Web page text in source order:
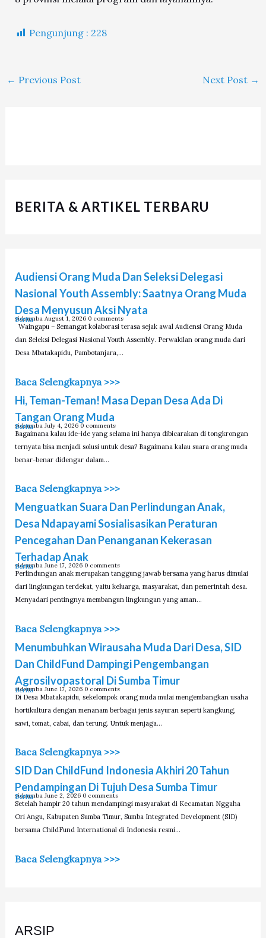
Pengunjung : 228
← Previous Post Next Post →
BERITA & ARTIKEL TERBARU
Audiensi Orang Muda Dan Seleksi Delegasi
Nasional Youth Assembly: Saatnya Orang Muda
Desa Menyusun Aksi Nyata
sidsumba August 1, 2026 0 comments
Berita
Waingapu – Semangat kolaborasi terasa sejak awal Audiensi Orang Muda
dan Seleksi Delegasi Nasional Youth Assembly. Perwakilan orang muda dari
Desa Mbatakapidu, Pambotanjara,…
Baca Selengkapnya >>>
Hi, Teman-Teman! Masa Depan Desa Ada Di
Tangan Orang Muda
sidsumba July 4, 2026 0 comments
Berita
Bagaimana kalau ide-ide yang selama ini hanya dibicarakan di tongkrongan
ternyata bisa menjadi solusi untuk desa? Bagaimana kalau suara orang muda
benar-benar didengar dalam…
Baca Selengkapnya >>>
Menguatkan Suara Dan Perlindungan Anak,
Desa Ndapayami Sosialisasikan Peraturan
Pencegahan Dan Penanganan Kekerasan
Terhadap Anak
sidsumba June 17, 2026 0 comments
Berita
Perlindungan anak merupakan tanggung jawab bersama yang harus dimulai
dari lingkungan terdekat, yaitu keluarga, masyarakat, dan pemerintah desa.
Menyadari pentingnya membangun lingkungan yang aman…
Baca Selengkapnya >>>
Menumbuhkan Wirausaha Muda Dari Desa, SID
Dan ChildFund Dampingi Pengembangan
Agrosilvopastoral Di Sumba Timur
sidsumba June 17, 2026 0 comments
Berita
Di Desa Mbatakapidu, sekelompok orang muda mulai mengembangkan usaha
hortikultura dengan menanam berbagai jenis sayuran seperti kangkung,
sawi, tomat, cabai, dan terung. Untuk menjaga…
Baca Selengkapnya >>>
SID Dan ChildFund Indonesia Akhiri 20 Tahun
Pendampingan Di Tujuh Desa Sumba Timur
sidsumba June 2, 2026 0 comments
Berita
Setelah hampir 20 tahun mendampingi masyarakat di Kecamatan Nggaha
Ori Angu, Kabupaten Sumba Timur, Sumba Integrated Development (SID)
bersama ChildFund International di Indonesia resmi…
Baca Selengkapnya >>>
ARSIP
O